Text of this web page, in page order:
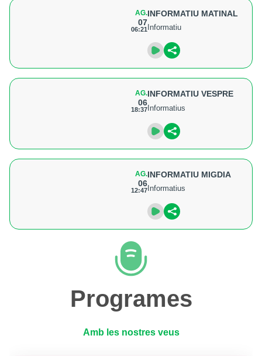
AG.
07
06:21
INFORMATIU MATINAL
Informatiu
AG.
06
18:37
INFORMATIU VESPRE
Informatius
AG.
06
12:47
INFORMATIU MIGDIA
Informatius
Programes
Amb les nostres veus